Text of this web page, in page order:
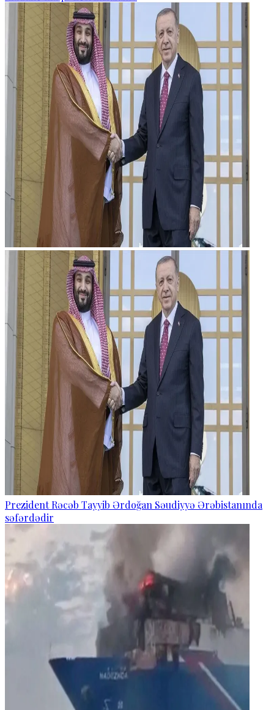
Prezident Rəcəb Tayyib Ərdoğan Səudiyyə Ərəbistanında
səfərdədir